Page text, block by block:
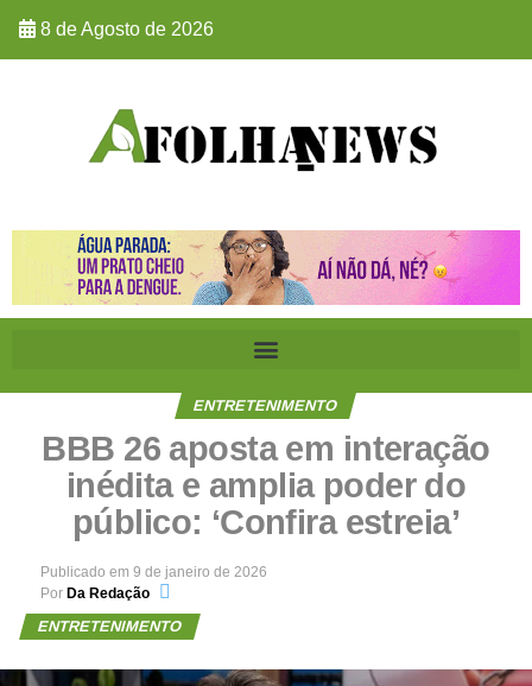
8 de Agosto de 2026
ENTRETENIMENTO
BBB 26 aposta em interação
inédita e amplia poder do
público: ‘Confira estreia’
Publicado em 9 de janeiro de 2026
Por Da Redação
ENTRETENIMENTO